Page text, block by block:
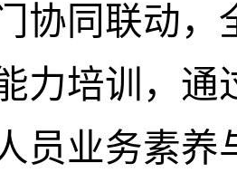
协同联动，
力培训，通
员业务素养